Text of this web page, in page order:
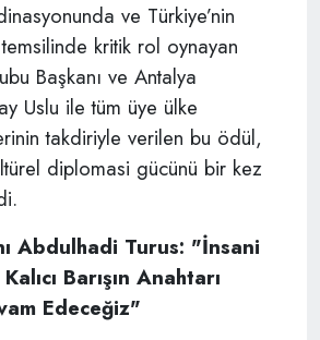
ve Türkiye’nin
kritik rol oynayan
Başkanı ve Antalya
Uslu ile tüm üye ülke
takdiriyle verilen bu ödül,
diplomasi gücünü bir kez
Abdulhadi Turus: "İnsani
Barışın Anahtarı
Edeceğiz"